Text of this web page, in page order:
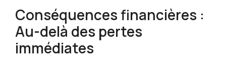
Conséquences financières :
Au-delà des pertes
immédiates